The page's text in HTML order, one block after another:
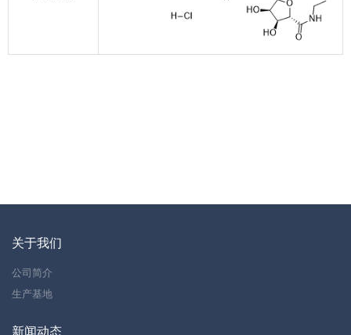
关于我们
公司简介
生产基地
新闻动态